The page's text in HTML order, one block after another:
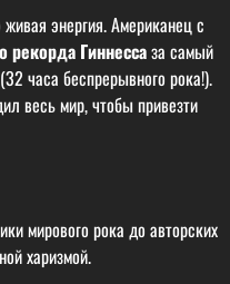
энергия. Американец с
рекорда Гиннессаза самый
часа беспрерывного рока!).
весь мир, чтобы привезти
мирового рока до авторских
харизмой.